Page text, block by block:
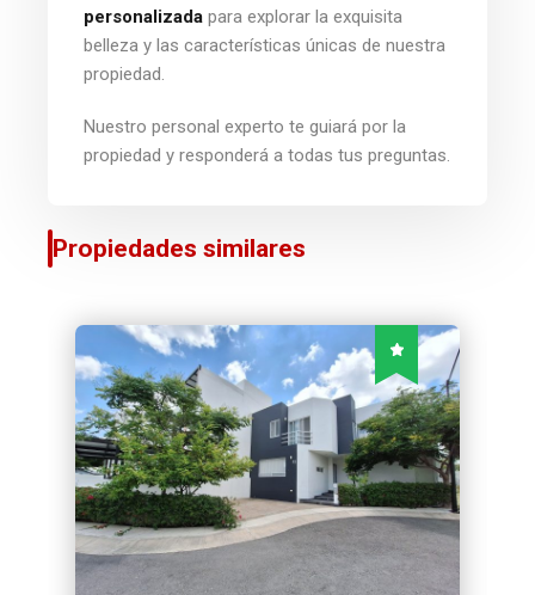
personalizada para explorar la exquisita
belleza y las características únicas de nuestra
propiedad.
Nuestro personal experto te guiará por la
propiedad y responderá a todas tus preguntas.
Propiedades similares